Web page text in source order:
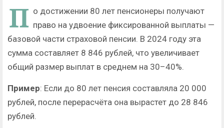
П о достижении 80 лет пенсионеры получают
право на удвоение фиксированной выплаты —
базовой части страховой пенсии. В 2024 году эта
сумма составляет 8 846 рублей, что увеличивает
общий размер выплат в среднем на 30–40%.
Пример: Если до 80 лет пенсия составляла 20 000
рублей, после перерасчёта она вырастет до 28 846
рублей.